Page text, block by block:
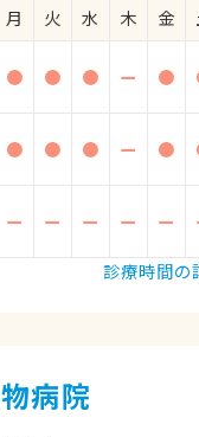
月 火 水 木 金
● ● ● ー ●
● ● ● ー ●
ー ー ー ー ー
診療時間の
病院